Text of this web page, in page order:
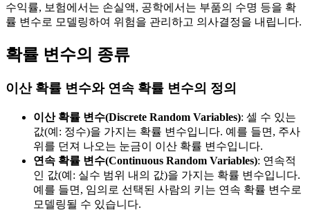
수익률, 보험에서는 손실액, 공학에서는 부품의 수명 등을 확
률 변수로 모델링하여 위험을 관리하고 의사결정을 내립니다.
확률 변수의 종류
이산 확률 변수와 연속 확률 변수의 정의
이산 확률 변수(Discrete Random Variables): 셀 수 있는
값(예: 정수)을 가지는 확률 변수입니다. 예를 들면, 주사
위를 던져 나오는 눈금이 이산 확률 변수입니다.
연속 확률 변수(Continuous Random Variables): 연속적
인 값(예: 실수 범위 내의 값)을 가지는 확률 변수입니다.
예를 들면, 임의로 선택된 사람의 키는 연속 확률 변수로
모델링될 수 있습니다.